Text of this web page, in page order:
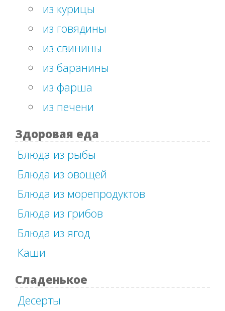
из курицы
из говядины
из свинины
из баранины
из фарша
из печени
Здоровая еда
Блюда из рыбы
Блюда из овощей
Блюда из морепродуктов
Блюда из грибов
Блюда из ягод
Каши
Сладенькое
Десерты